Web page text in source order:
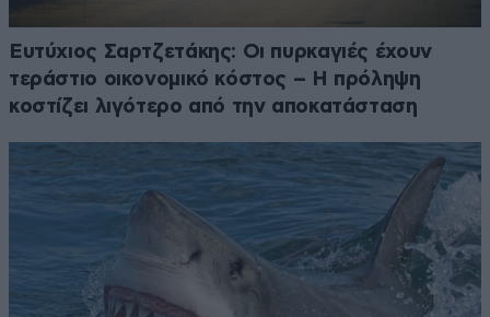
Ευτύχιος Σαρτζετάκης: Οι πυρκαγιές έχουν
τεράστιο οικονομικό κόστος – Η πρόληψη
κοστίζει λιγότερο από την αποκατάσταση